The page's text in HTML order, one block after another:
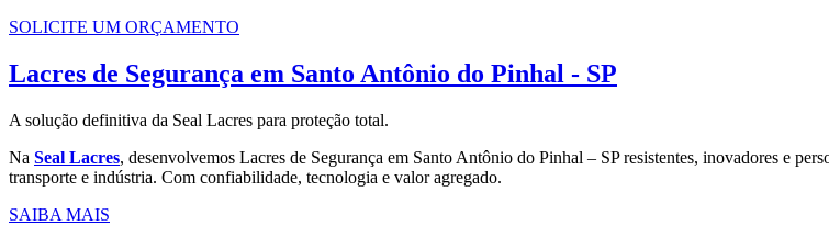
SOLICITE UM ORÇAMENTO
Lacres de Segurança em Santo Antônio do Pinhal - SP
A solução definitiva da Seal Lacres para proteção total.
Na Seal Lacres, desenvolvemos Lacres de Segurança em Santo Antônio do Pinhal – SP resistentes, inovadores e
transporte e indústria. Com confiabilidade, tecnologia e valor agregado.
SAIBA MAIS